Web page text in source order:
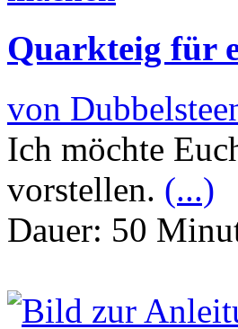
Quarkteig für
von
Ich möchte
vorstellen. (...)
Dauer: 50